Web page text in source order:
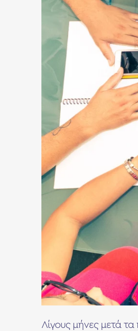
Λίγους μήνες μετά τα